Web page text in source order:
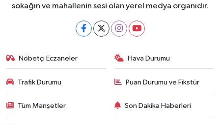
sokağın ve mahallenin sesi olan yerel medya organıdır.
Nöbetçi Eczaneler Hava Durumu
Trafik Durumu Puan Durumu ve Fikstür
Tüm Manşetler Son Dakika Haberleri